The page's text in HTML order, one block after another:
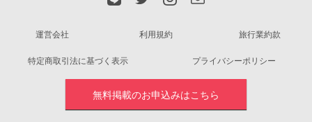
運営会社 利用規約 旅行業約款
特定商取引法に基づく表示 プライバシーポリシー
無料掲載のお申込みはこちら